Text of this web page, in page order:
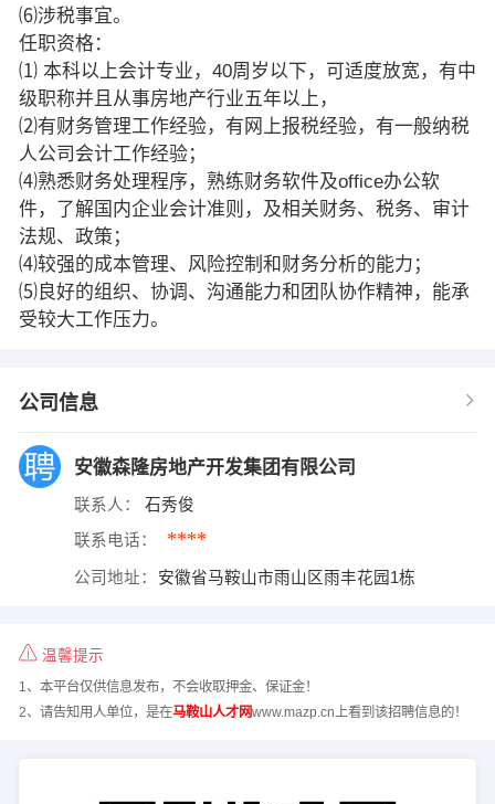
⑹涉税事宜。
任职资格：
⑴ 本科以上会计专业，40周岁以下，可适度放宽，有中
级职称并且从事房地产行业五年以上，
⑵有财务管理工作经验，有网上报税经验，有一般纳税
人公司会计工作经验；
⑷熟悉财务处理程序，熟练财务软件及office办公软
件，了解国内企业会计准则，及相关财务、税务、审计
法规、政策；
⑷较强的成本管理、风险控制和财务分析的能力；
⑸良好的组织、协调、沟通能力和团队协作精神，能承
受较大工作压力。
公司信息
安徽森隆房地产开发集团有限公司
联系人： 石秀俊
联系电话： ****
公司地址： 安徽省马鞍山市雨山区雨丰花园1栋
温馨提示
1、本平台仅供信息发布，不会收取押金、保证金！
2、请告知用人单位，是在马鞍山人才网www.mazp.cn上看到该招聘信息的！